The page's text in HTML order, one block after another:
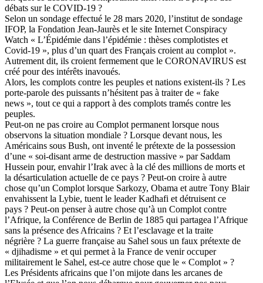
débats sur le COVID-19 ?
Selon un sondage effectué le 28 mars 2020, l’institut de sondage
IFOP, la Fondation Jean-Jaurès et le site Internet Conspiracy
Watch « L’Épidémie dans l’épidémie : thèses complotistes et
Covid-19 », plus d’un quart des Français croient au complot ».
Autrement dit, ils croient fermement que le CORONAVIRUS est
créé pour des intérêts inavoués.
Alors, les complots contre les peuples et nations existent-ils ? Les
porte-parole des puissants n’hésitent pas à traiter de « fake
news », tout ce qui a rapport à des complots tramés contre les
peuples.
Peut-on ne pas croire au Complot permanent lorsque nous
observons la situation mondiale ? Lorsque devant nous, les
Américains sous Bush, ont inventé le prétexte de la possession
d’une « soi-disant arme de destruction massive » par Saddam
Hussein pour, envahir l’Irak avec à la clé des millions de morts et
la désarticulation actuelle de ce pays ? Peut-on croire à autre
chose qu’un Complot lorsque Sarkozy, Obama et autre Tony Blair
envahissent la Lybie, tuent le leader Kadhafi et détruisent ce
pays ? Peut-on penser à autre chose qu’à un Complot contre
l’Afrique, la Conférence de Berlin de 1885 qui partagea l’Afrique
sans la présence des Africains ? Et l’esclavage et la traite
négrière ? La guerre française au Sahel sous un faux prétexte de
« djihadisme » et qui permet à la France de venir occuper
militairement le Sahel, est-ce autre chose que le « Complot » ?
Les Présidents africains que l’on mijote dans les arcanes de